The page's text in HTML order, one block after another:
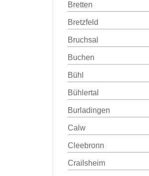
Bretten
Bretzfeld
Bruchsal
Buchen
Bühl
Bühlertal
Burladingen
Calw
Cleebronn
Crailsheim